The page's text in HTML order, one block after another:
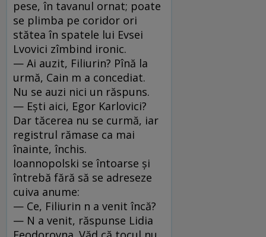
pese, în tavanul ornat; poate
se plimba pe coridor ori
stătea în spatele lui Evsei
Lvovici zîmbind ironic.
— Ai auzit, Filiurin? Pînă la
urmă, Cain m a concediat.
Nu se auzi nici un răspuns.
— Eşti aici, Egor Karlovici?
Dar tăcerea nu se curmă, iar
registrul rămase ca mai
înainte, închis.
Ioannopolski se întoarse şi
întrebă fără să se adreseze
cuiva anume:
— Ce, Filiurin n a venit încă?
— N a venit, răspunse Lidia